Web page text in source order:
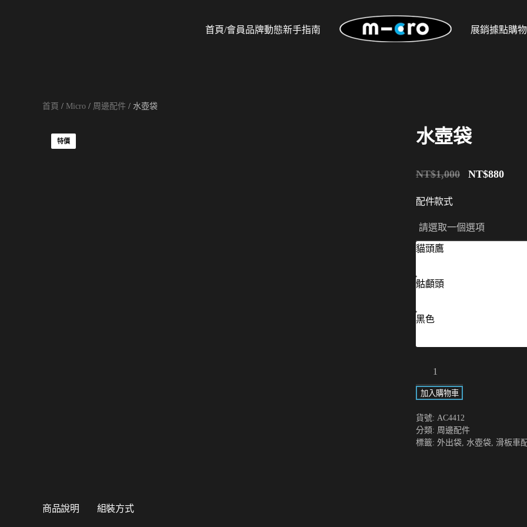
首頁/會員品牌動態新手指南 展銷據點購
首頁 / Micro / 周邊配件 / 水壺袋
特價 水壺袋
NT$1,000
原
NT$1,000。
NT$880
配件款式
貓頭鷹
骷顱頭
黑色
袋
量
加入購物車
貨號: AC4412
分類: 周邊配件
標籤: 外出袋, 水壺袋, 滑板車
商品說明 組裝方式